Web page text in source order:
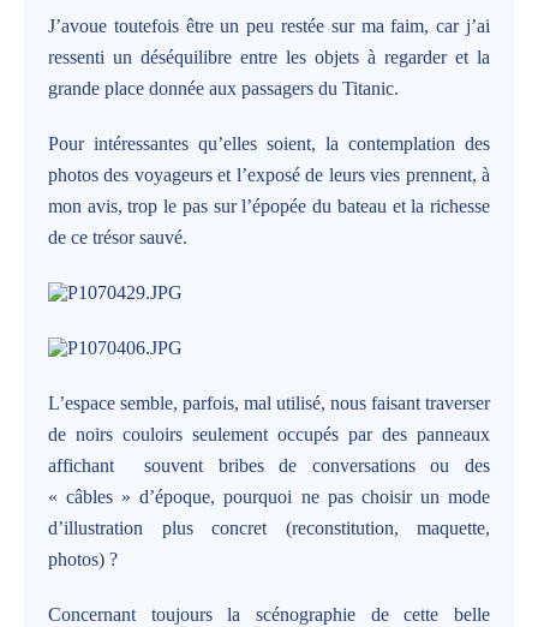
J’avoue toutefois être un peu restée sur ma faim, car j’ai
ressenti un déséquilibre entre les objets à regarder et la
grande place donnée aux passagers du Titanic.
Pour intéressantes qu’elles soient, la contemplation des
photos des voyageurs et l’exposé de leurs vies prennent, à
mon avis, trop le pas sur l’épopée du bateau et la richesse
de ce trésor sauvé.
L’espace semble, parfois, mal utilisé, nous faisant traverser
de noirs couloirs seulement occupés par des panneaux
affichant souvent bribes de conversations ou des
« câbles » d’époque, pourquoi ne pas choisir un mode
d’illustration plus concret (reconstitution, maquette,
photos) ?
Concernant toujours la scénographie de cette belle